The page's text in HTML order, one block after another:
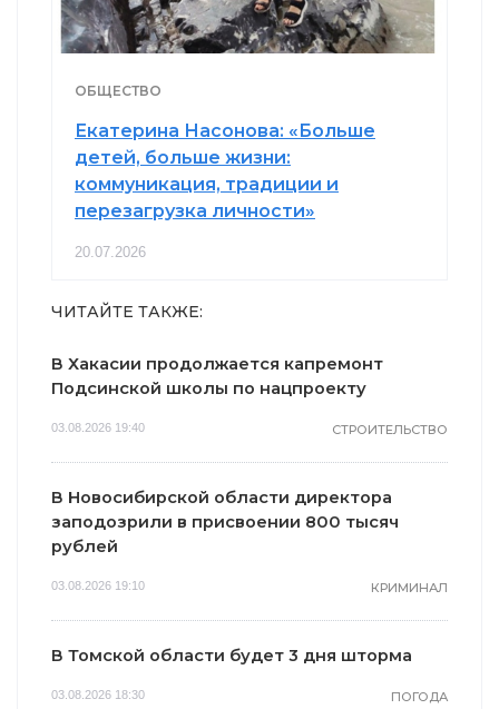
ОБЩЕСТВО
Екатерина Насонова: «Больше
детей, больше жизни:
коммуникация, традиции и
перезагрузка личности»
20.07.2026
ЧИТАЙТЕ ТАКЖЕ:
В Хакасии продолжается капремонт
Подсинской школы по нацпроекту
03.08.2026 19:40 СТРОИТЕЛЬСТВО
В Новосибирской области директора
заподозрили в присвоении 800 тысяч
рублей
03.08.2026 19:10 КРИМИНАЛ
В Томской области будет 3 дня шторма
03.08.2026 18:30 ПОГОДА